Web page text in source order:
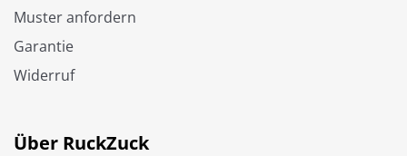
Muster anfordern
Garantie
Widerruf
Über RuckZuck